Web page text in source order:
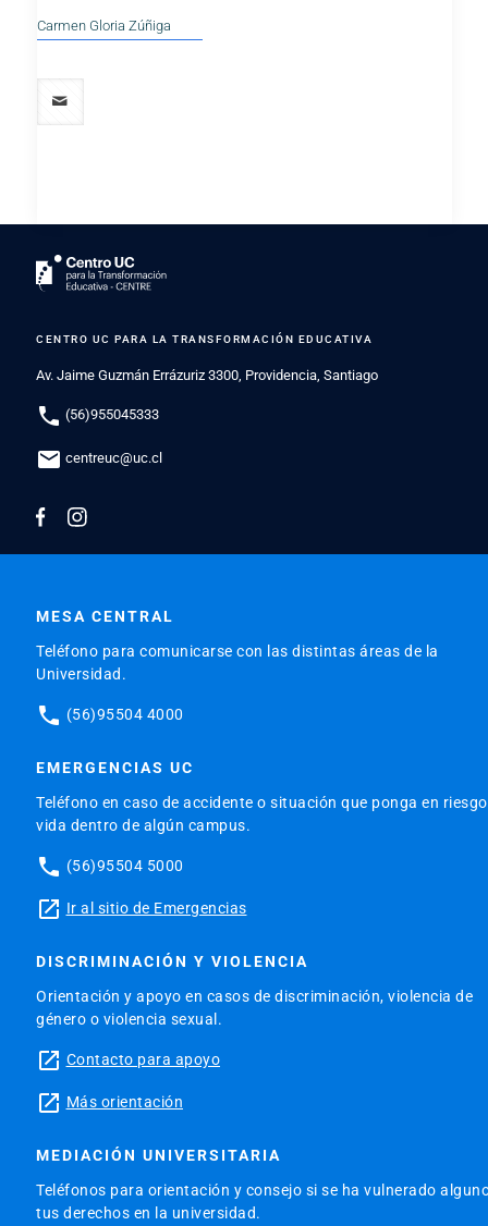
Carmen Gloria Zúñiga
CENTRO UC PARA LA TRANSFORMACIÓN EDUCATIVA
Av. Jaime Guzmán Errázuriz 3300, Providencia, Santiago
phone (56)955045333
mail centreuc@uc.cl
MESA CENTRAL
Teléfono para comunicarse con las distintas áreas de la
Universidad.
phone (56)95504 4000
EMERGENCIAS UC
Teléfono en caso de accidente o situación que ponga en
vida dentro de algún campus.
phone (56)95504 5000
launch Ir al sitio de Emergencias
DISCRIMINACIÓN Y VIOLENCIA
Orientación y apoyo en casos de discriminación, violencia de
género o violencia sexual.
launch Contacto para apoyo
launch Más orientación
MEDIACIÓN UNIVERSITARIA
Teléfonos para orientación y consejo si se ha vulnerado
tus derechos en la universidad.